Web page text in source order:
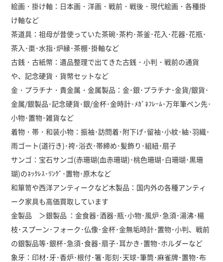
絵画・掛け軸：日本画・洋画・戦前・戦後・現代絵画・各種掛
け軸など
茶道具：祖母が昔使っていた茶碗･茶杓･茶釜･花入･花器･花瓶･
茶入･棗･水指･炉縁･茶棚･掛軸など
古銭・古紙幣：遺品整理で出てきた古銭・小判・戦前の通貨
や、記念硬貨・貨幣セットなど
金・プラチナ・貴金属・金属製品：金･銀･プラチナ･金貨/銀貨･
金属/銀製品･記念硬貨･銀/金杯･金時計･ﾒｶﾞﾈﾌﾚｰﾑ･万年筆ペン先･
小物･置物･雑貨など
着物・帯・和装小物：振袖･訪問着･附下げ･留袖･小紋･紬･羽織･
雨ゴート(道行き)･袴･浴衣･帯締め･髪飾り･組紐･扇子
サンゴ：宝石サンゴ(赤珊瑚(血赤珊瑚)･桃色珊瑚･白珊瑚･黒珊
瑚)のﾈｯｸﾚｽ･ﾘﾝｸﾞ･置物･原木など
和箪笥や西洋アンティークなど木製品：国内外の各種アンティ
ーク家具も高価買取しています
金製品 ＞銀製品 ：金食器･酒器･瓶･小物･風炉･急須･湯沸･楊
枝･スプーン･フォーク･仏像･金杯･金無垢時計･置物･小判、戦前
の銀製品等･銀杯･急須･食器･扇子･耳かき･置物･ホルダーなど
象牙：印材･牙･香炉･根付･箸･彫刻･天球･筆筒･麻雀牌･置物･布